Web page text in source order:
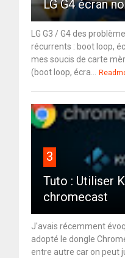
LG G4 écran
LG G3 / G4 des
récurrents : boot loop,
mes soucis de carte
(boot loop, écra...
3
Tuto : Utiliser
chromecast
J'avais récemment
adopté le dongle
entre autre car on peut